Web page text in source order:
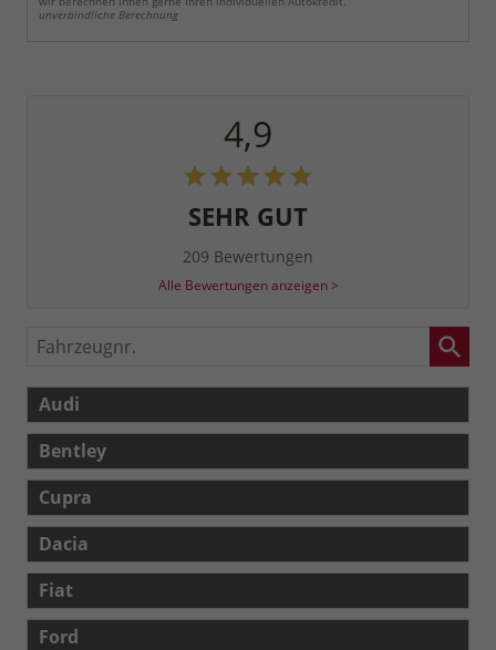
unverbindliche Berechnung
4,9
SEHR GUT
209 Bewertungen
Alle Bewertungen anzeigen >
Fahrzeugnr.
Audi
Bentley
Cupra
Dacia
Fiat
Ford